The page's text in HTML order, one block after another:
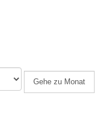
Gehe zu Monat